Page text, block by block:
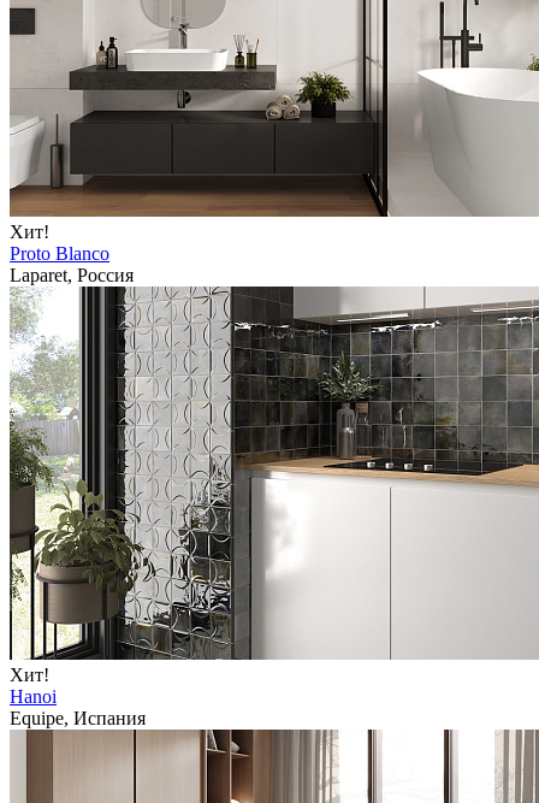
Хит!
Proto Blanco
Laparet, Россия
Хит!
Hanoi
Equipe, Испания